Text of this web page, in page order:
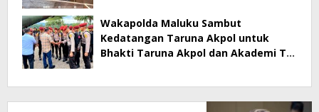
Wakapolda Maluku Sambut
Kedatangan Taruna Akpol untuk
Bhakti Taruna Akpol dan Akademi TNI